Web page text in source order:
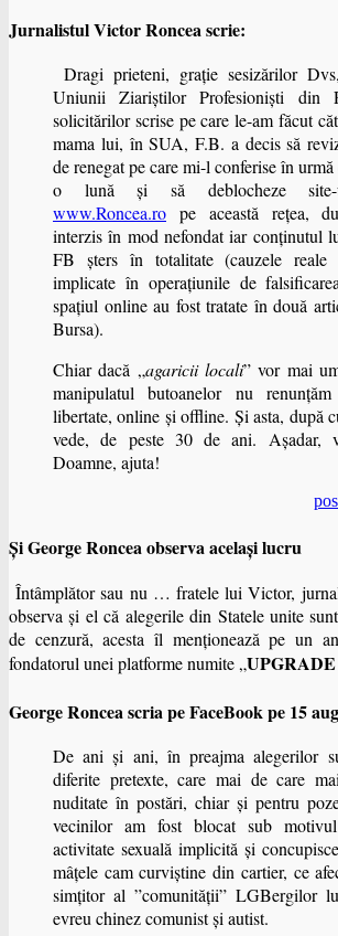
Jurnalistul Victor Roncea scrie:
Dragi prieteni, graţie sesizărilor
Uniunii Ziariştilor Profesionişti din
solicitărilor scrise pe care le-am făcut
mama lui, în SUA, F.B. a decis să
de renegat pe care mi-l conferise în
o lună şi să deblocheze site-
www.Roncea.ro pe această reţea,
interzis în mod nefondat iar conţinutul
FB şters în totalitate (cauzele reale
implicate în operaţiunile de
spaţiul online au fost tratate în două
Bursa).
Chiar dacă „agaricii locali” vor mai
manipulatul butoanelor nu
libertate, online şi offline. Şi asta, după
vede, de peste 30 de ani. Aşadar,
Doamne, ajuta!
Şi George Roncea observa acelaşi lucru
Întâmplător sau nu … fratele lui Victor,
observa şi el că alegerile din Statele unite
de cenzură, acesta îl menţionează pe un
fondatorul unei platforme numite „UPGRADE
George Roncea scria pe FaceBook pe 15
De ani și ani, în preajma alegerilor
diferite pretexte, care mai de care
nuditate în postări, chiar și pentru
vecinilor am fost blocat sub
activitate sexuală implicită și
mâțele cam curviștine din cartier, ce
simțitor al ”comunității” LGBergilor
evreu chinez comunist și autist.